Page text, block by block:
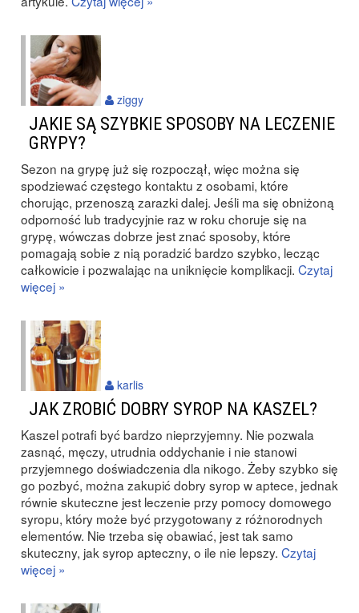
JAKIE SĄ SZYBKIE SPOSOBY NA LECZENIE
GRYPY?
Sezon na grypę już się rozpoczął, więc można się
spodziewać częstego kontaktu z osobami, które
chorując, przenoszą zarazki dalej. Jeśli ma się obniżoną
odporność lub tradycyjnie raz w roku choruje się na
grypę, wówczas dobrze jest znać sposoby, które
pomagają sobie z nią poradzić bardzo szybko, lecząc
całkowicie i pozwalając na uniknięcie komplikacji. Czytaj
więcej »
ziggy
JAK ZROBIĆ DOBRY SYROP NA KASZEL?
Kaszel potrafi być bardzo nieprzyjemny. Nie pozwala
zasnąć, męczy, utrudnia oddychanie i nie stanowi
przyjemnego doświadczenia dla nikogo. Żeby szybko się
go pozbyć, można zakupić dobry syrop w aptece, jednak
równie skuteczne jest leczenie przy pomocy domowego
syropu, który może być przygotowany z różnorodnych
elementów. Nie trzeba się obawiać, jest tak samo
skuteczny, jak syrop apteczny, o ile nie lepszy. Czytaj
więcej »
karlis